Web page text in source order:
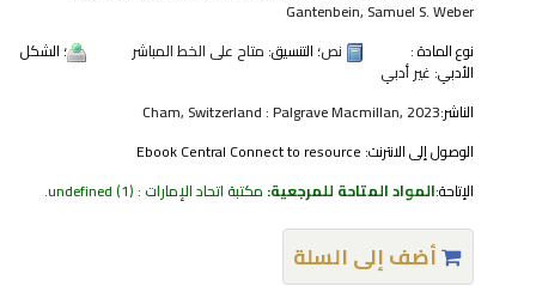
Gantenbein, Samuel S. Weber
نوع المادة :
نص؛ التنسيق: متاح على الخط المباشر ؛ الشكل
الأدبي: غير أدبي
الناشر:Cham, Switzerland : Palgrave Macmillan, 2023
الوصول إلى الانترنت: Ebook Central Connect to resource
الإتاحة:المواد المتاحة للمرجعية: مكتبة اتحاد الإمارات : undefined(1).
أضف إلى السلة